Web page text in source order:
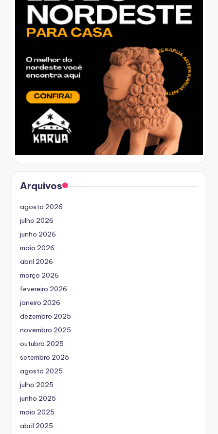
Arquivos
agosto 2026
julho 2026
junho 2026
maio 2026
abril 2026
março 2026
fevereiro 2026
janeiro 2026
dezembro 2025
novembro 2025
outubro 2025
setembro 2025
agosto 2025
julho 2025
junho 2025
maio 2025
abril 2025